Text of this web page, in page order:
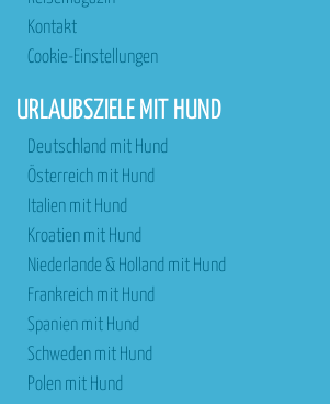
Kontakt
Cookie-Einstellungen
URLAUBSZIELE MIT HUND
Deutschland mit Hund
Österreich mit Hund
Italien mit Hund
Kroatien mit Hund
Niederlande & Holland mit Hund
Frankreich mit Hund
Spanien mit Hund
Schweden mit Hund
Polen mit Hund